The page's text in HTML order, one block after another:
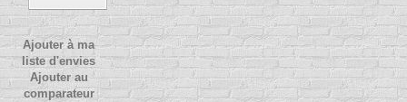
Ajouter à ma
liste d'envies
Ajouter au
comparateur